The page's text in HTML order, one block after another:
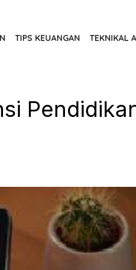
TIPS KEUANGAN TEKNIKAL